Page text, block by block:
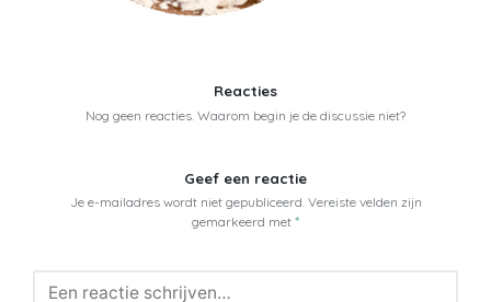
Reacties
Nog geen reacties. Waarom begin je de discussie niet?
Geef een reactie
Je e-mailadres wordt niet gepubliceerd. Vereiste velden zijn
gemarkeerd met *